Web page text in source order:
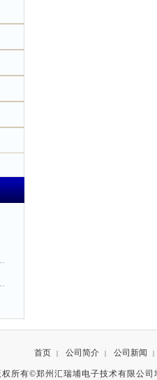
气体监测系统
断是否需要更换？
首页 | 公司简介 | 公司新闻 |
权所有©郑州汇瑞埔电子技术有限公